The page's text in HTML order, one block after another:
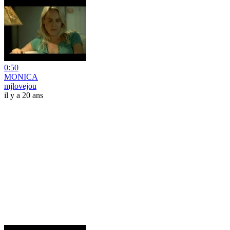
0:50
MONICA
mjlovejou
il y a 20 ans